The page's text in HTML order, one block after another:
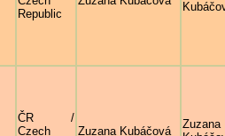
Republic
ČR /
Czech
Zuzana Kubáčová
Zuzana